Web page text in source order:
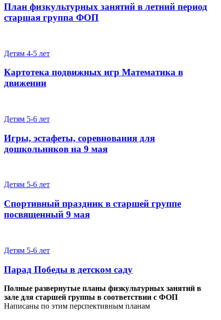
План физкультурных занятий в летний период
старшая группа ФОП
Детям 4-5 лет
Картотека подвижных игр Математика в
движении
Детям 5-6 лет
Игры, эстафеты, соревнования для
дошкольников на 9 мая
Детям 5-6 лет
Спортивный праздник в старшей группе
посвященный 9 мая
Детям 5-6 лет
Парад Победы в детском саду
Полные развернутые планы физкультурных занятий в
зале для старшей группы в соответствии с ФОП
Написаны по этим перспективным планам